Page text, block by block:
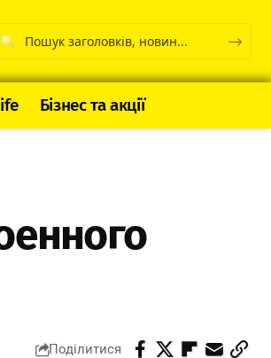
Бізнес та акції
Поділитися